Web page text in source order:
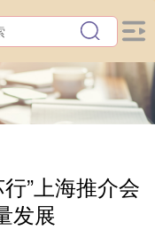
”上海推介会
发展